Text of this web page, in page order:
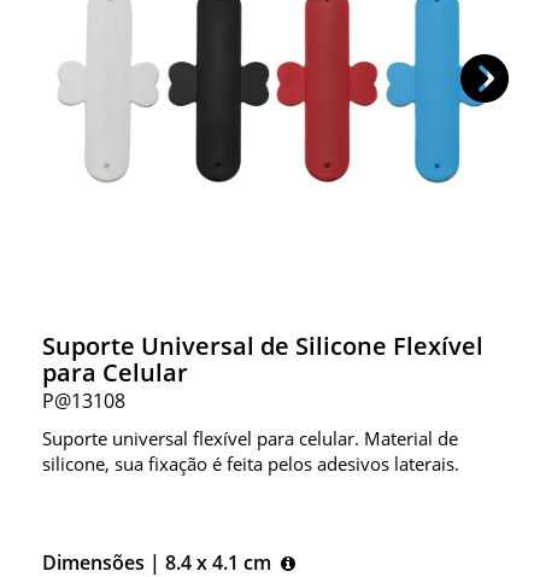
Suporte Universal de Silicone Flexível
para Celular
P@13108
Suporte universal flexível para celular. Material de
silicone, sua fixação é feita pelos adesivos laterais.
Dimensões | 8.4 x 4.1 cm